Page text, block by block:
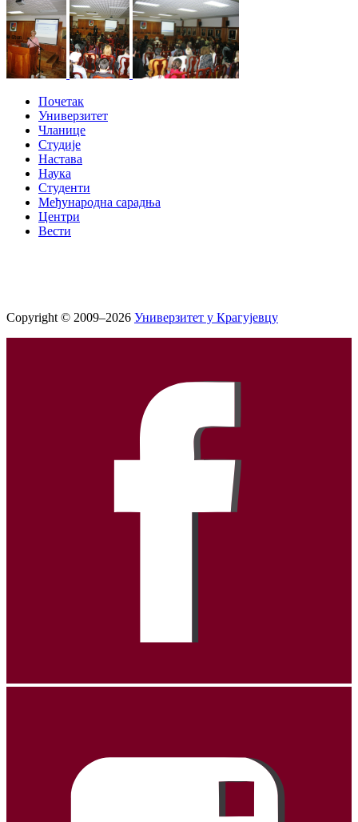
Почетак
Универзитет
Чланице
Студије
Настава
Наука
Студенти
Међународна сарадња
Центри
Вести
Copyright © 2009–2026 Универзитет у Крагујевцу